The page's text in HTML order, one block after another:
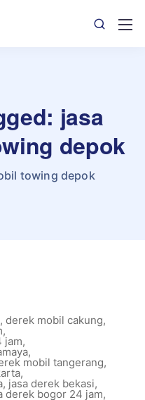
jasa
depok
towing depok
, derek mobil cakung,
,
jam,
,
mobil tangerang,
,
, jasa derek bekasi,
derek bogor 24 jam,